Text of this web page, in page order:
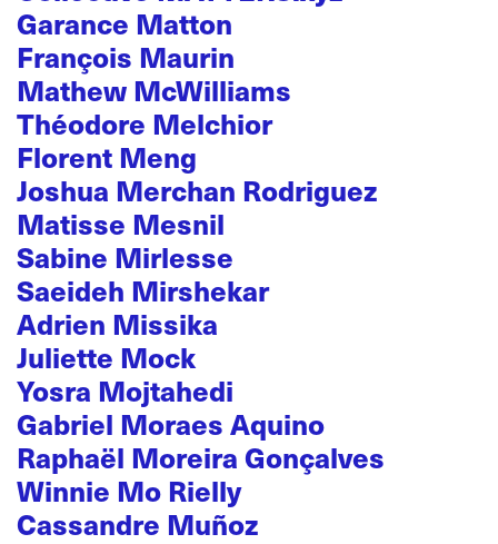
Garance Matton
François Maurin
Mathew McWilliams
Théodore Melchior
Florent Meng
Joshua Merchan Rodriguez
Matisse Mesnil
Sabine Mirlesse
Saeideh Mirshekar
Adrien Missika
Juliette Mock
Yosra Mojtahedi
Gabriel Moraes Aquino
Raphaël Moreira Gonçalves
Winnie Mo Rielly
Cassandre Muñoz